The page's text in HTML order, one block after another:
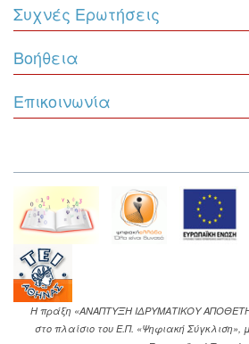
Συχνές Ερωτήσεις
Βοήθεια
Επικοινωνία
Η πράξη «ΑΝΑΠΤΥΞΗ ΙΔΡΥΜΑΤΙΚΟΥ
στο πλαίσιο του Ε.Π. «Ψηφιακή Σύγκλιση»,